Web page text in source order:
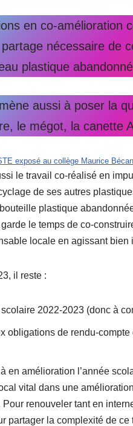
en co-amélioration
nécessaire de
plastique
aussi à poser la
le mégot, la canette
exposé au collège Maurice
le travail co-réalisé en
de ses autres
plastique
garde le temps de co-
locale en agissant
il reste :
2022-2023 (donc à
obligations de rendu-
en amélioration l’année
vital dans une
Pour renouveler tant en
partager la complexité de